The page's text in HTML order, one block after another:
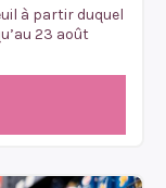
à partir duquel
23 août